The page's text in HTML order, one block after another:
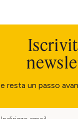
e resta un passo